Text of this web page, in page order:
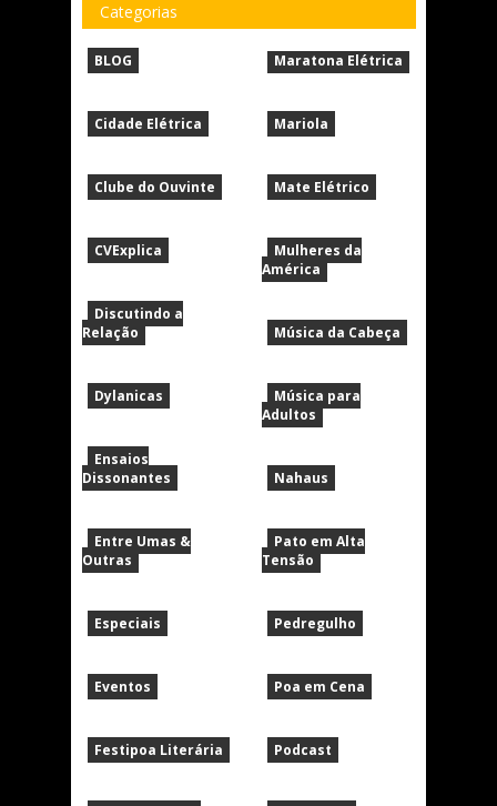
Categorias
BLOG
Cidade Elétrica
Clube do Ouvinte
CVExplica
Discutindo a
Relação
Dylanicas
Ensaios
Dissonantes
Entre Umas &
Outras
Especiais
Eventos
Festipoa Literária
Maratona Elétrica
Mariola
Mate Elétrico
Mulheres da
América
Música da Cabeça
Música para
Adultos
Nahaus
Pato em Alta
Tensão
Pedregulho
Poa em Cena
Podcast